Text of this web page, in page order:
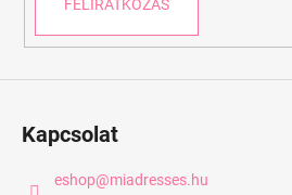
FELIRATKOZÁS
Kapcsolat
eshop@miadresses.hu